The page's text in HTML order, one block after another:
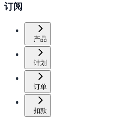
订阅
产品
计划
订单
扣款